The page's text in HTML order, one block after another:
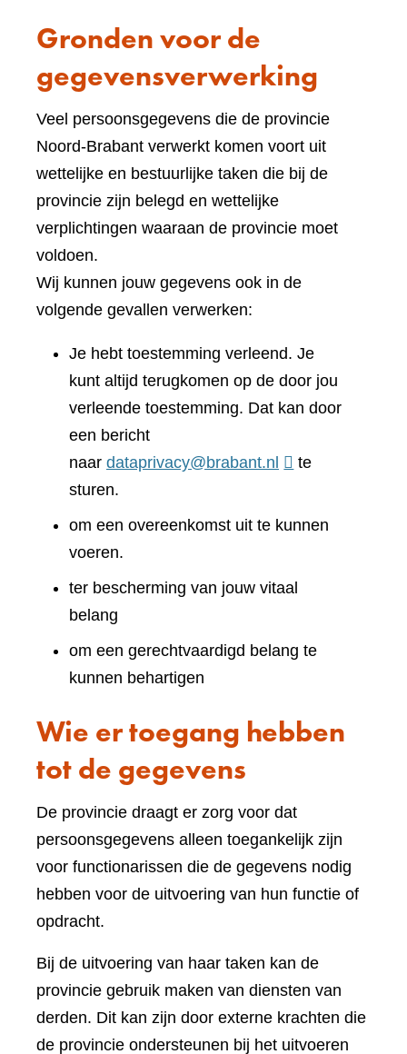
Gronden voor de
gegevensverwerking
Veel persoonsgegevens die de provincie
Noord-Brabant verwerkt komen voort uit
wettelijke en bestuurlijke taken die bij de
provincie zijn belegd en wettelijke
verplichtingen waaraan de provincie moet
voldoen.
Wij kunnen jouw gegevens ook in de
volgende gevallen verwerken:
Je hebt toestemming verleend. Je
kunt altijd terugkomen op de door jou
verleende toestemming. Dat kan door
een bericht
naar dataprivacy@brabant.nl
te
sturen.
om een overeenkomst uit te kunnen
voeren.
ter bescherming van jouw vitaal
belang
om een gerechtvaardigd belang te
kunnen behartigen
Wie er toegang hebben
tot de gegevens
De provincie draagt er zorg voor dat
persoonsgegevens alleen toegankelijk zijn
voor functionarissen die de gegevens nodig
hebben voor de uitvoering van hun functie of
opdracht.
Bij de uitvoering van haar taken kan de
provincie gebruik maken van diensten van
derden. Dit kan zijn door externe krachten die
de provincie ondersteunen bij het uitvoeren